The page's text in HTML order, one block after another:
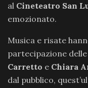
al Cineteatro San
emozionato.
Musica e risate
partecipazione
Carretto e Chiara
dal pubblico,